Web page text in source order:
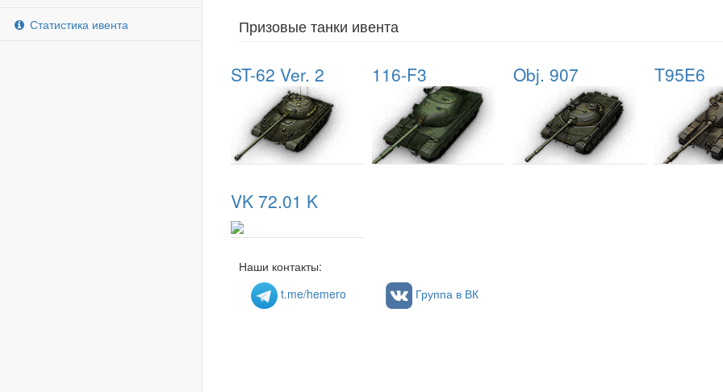
Статистика ивента Призовые танки ивента
ST-62 Ver. 2 116-F3 Obj. 907 T95E6
VK 72.01 K
Наши контакты:
t.me/hemero
Группа в ВК